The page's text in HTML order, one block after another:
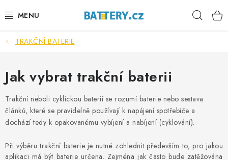
na
VÝHODNÉ SETY
SLUŽBY
AUTOBATERIE
MOTOBATERIE
TRAKČNÍ BATERIE
TRAKČNÍ BATERIE
Jak vybrat trakční baterii
Trakční neboli cyklickou baterií se rozumí baterie nebo sestava
článků, které se pravidelně používají k napájení spotřebiče a
dochází tedy k opakovanému vybíjení a nabíjení (cyklování).
Při výběru trakční baterie je nutné zohlednit především to, pro jakou
aplikaci má být baterie určena. Zejména jak často bude zatěžována